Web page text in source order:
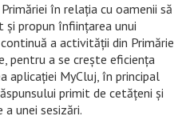
în relația cu oamenii să
propun înființarea unui
a activității din Primărie
pentru a se crește eficiența
aplicației MyCluj, în principal
primit de cetățeni și
unei sesizări.